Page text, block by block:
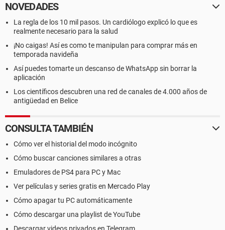
NOVEDADES
La regla de los 10 mil pasos. Un cardiólogo explicó lo que es
realmente necesario para la salud
¡No caigas! Así es como te manipulan para comprar más en
temporada navideña
Así puedes tomarte un descanso de WhatsApp sin borrar la
aplicación
Los científicos descubren una red de canales de 4.000 años de
antigüedad en Belice
CONSULTA TAMBIÉN
Cómo ver el historial del modo incógnito
Cómo buscar canciones similares a otras
Emuladores de PS4 para PC y Mac
Ver películas y series gratis en Mercado Play
Cómo apagar tu PC automáticamente
Cómo descargar una playlist de YouTube